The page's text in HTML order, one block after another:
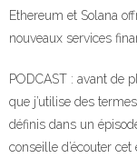
Ethereum et Solana
nouveaux services
PODCAST : avant de
que j’utilise des
définis dans un
conseille d’écouter